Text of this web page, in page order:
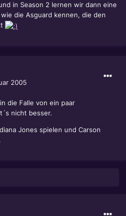
in Season 2 lernen wir dann eine
die Asguard kennen, die den
2005
die Falle von ein paar
nicht besser.
Jones spielen und Carson